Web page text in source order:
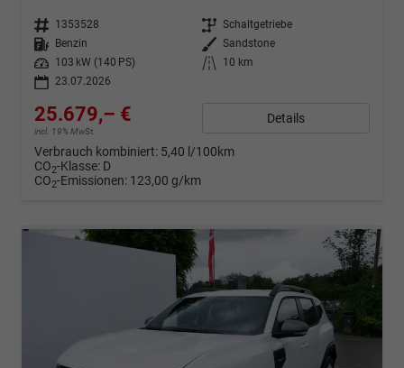
Fahrzeugnr. 1353528 Getriebe Schaltgetriebe
Kraftstoff
Benzin Außenfarbe Sandstone
Leistung
103 kW (140 PS) Kilometerstand
10 km
23.07.2026
25.679,– €
incl. 19% MwSt.
Details
Verbrauch kombiniert: 5,40 l/100km
CO2-Klasse: D
CO2-Emissionen: 123,00 g/km